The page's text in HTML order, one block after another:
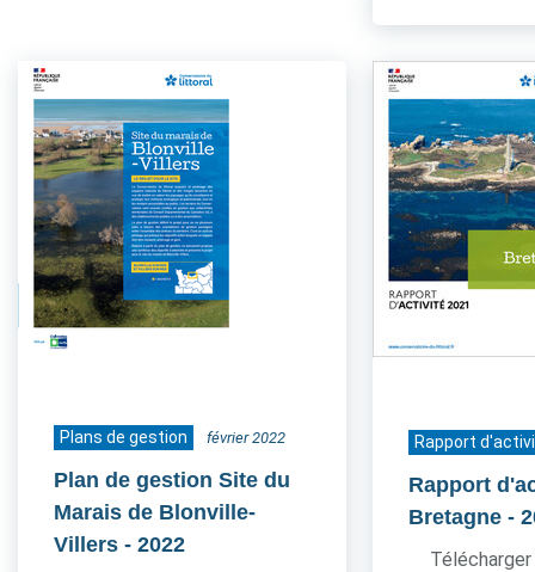
Plans de gestion février 2022
Plan de gestion Site du
Marais de Blonville-
Villers - 2022
Rapport
Rapport
Bretagne -